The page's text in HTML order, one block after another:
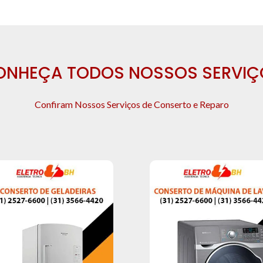
TODOS NOSSOS
Confiram Nossos Serviços de Conserto e Reparo